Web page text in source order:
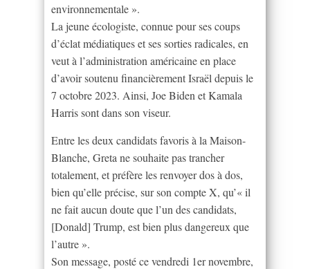
environnementale ».
La jeune écologiste, connue pour ses coups
d’éclat médiatiques et ses sorties radicales, en
veut à l’administration américaine en place
d’avoir soutenu financièrement Israël depuis le
7 octobre 2023. Ainsi, Joe Biden et Kamala
Harris sont dans son viseur.
Entre les deux candidats favoris à la Maison-
Blanche, Greta ne souhaite pas trancher
totalement, et préfère les renvoyer dos à dos,
bien qu’elle précise, sur son compte X, qu’« il
ne fait aucun doute que l’un des candidats,
[Donald] Trump, est bien plus dangereux que
l’autre ».
Son message, posté ce vendredi 1er novembre,